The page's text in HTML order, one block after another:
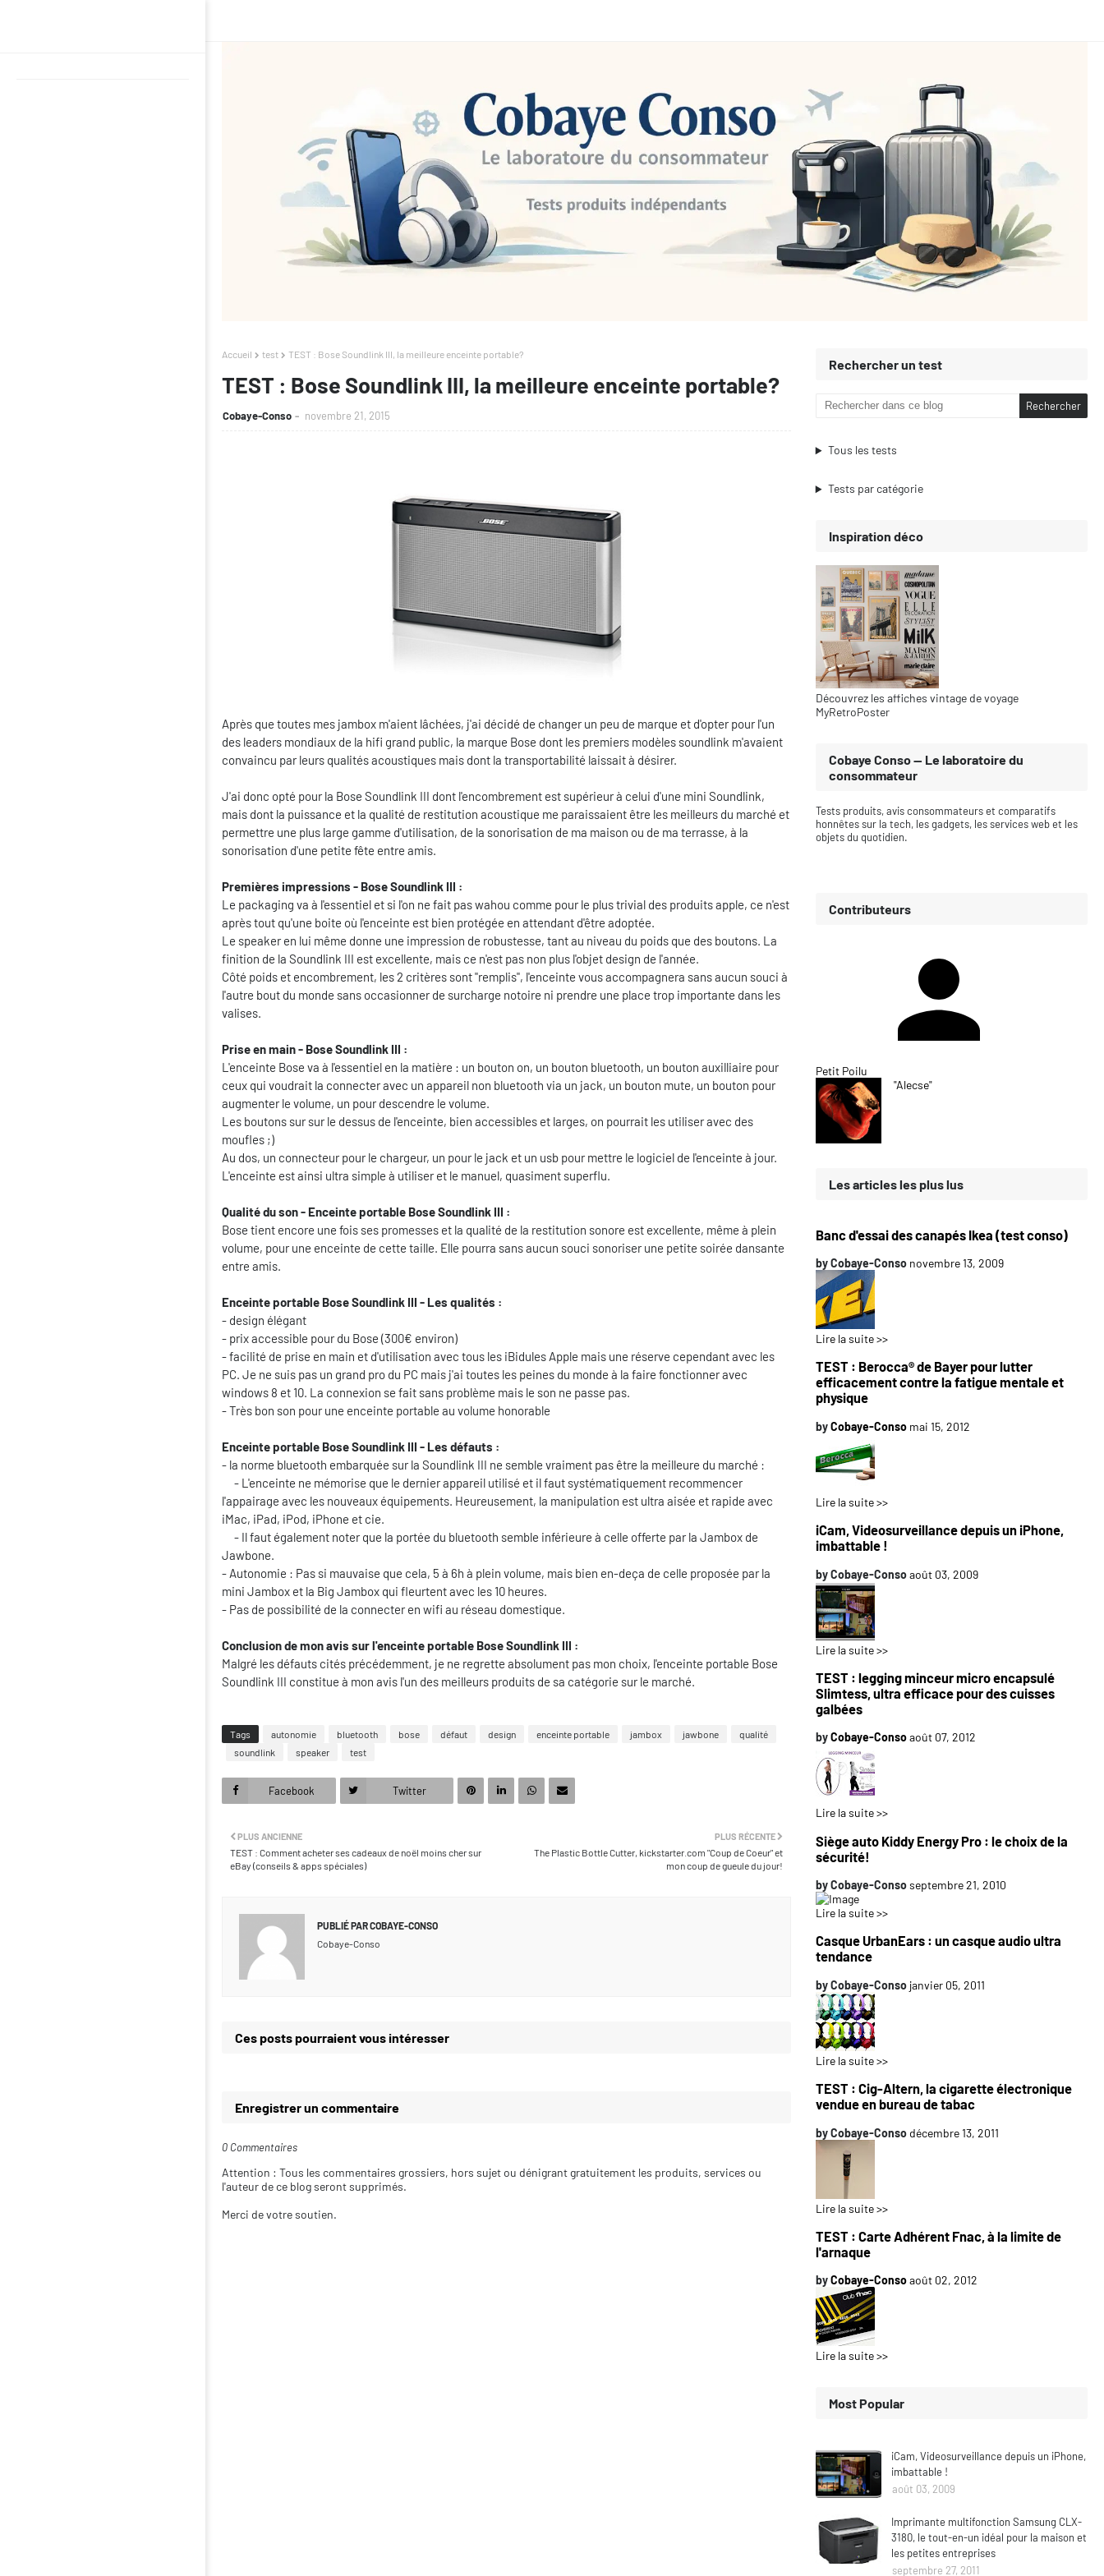
Accueil test TEST : Bose Soundlink III, la meilleure enceinte portable?
TEST : Bose Soundlink III, la meilleure enceinte portable?
Cobaye-Conso novembre 21, 2015
Après que toutes mes jambox m'aient lâchées, j'ai décidé de changer un peu de marque et d'opter pour l'un
des leaders mondiaux de la hifi grand public, la marque Bose dont les premiers modèles soundlink m'avaient
convaincu par leurs qualités acoustiques mais dont la transportabilité laissait à désirer.
J'ai donc opté pour la Bose Soundlink III dont l'encombrement est supérieur à celui d'une mini Soundlink,
mais dont la puissance et la qualité de restitution acoustique me paraissaient être les meilleurs du marché et
permettre une plus large gamme d'utilisation, de la sonorisation de ma maison ou de ma terrasse, à la
sonorisation d'une petite fête entre amis.
Premières impressions - Bose Soundlink III :
Le packaging va à l'essentiel et si l'on ne fait pas wahou comme pour le plus trivial des produits apple, ce n'est
après tout qu'une boite où l'enceinte est bien protégée en attendant d'être adoptée.
Le speaker en lui même donne une impression de robustesse, tant au niveau du poids que des boutons. La
finition de la Soundlink III est excellente, mais ce n'est pas non plus l'objet design de l'année.
Côté poids et encombrement, les 2 critères sont "remplis", l'enceinte vous accompagnera sans aucun souci à
l'autre bout du monde sans occasionner de surcharge notoire ni prendre une place trop importante dans les
valises.
Prise en main - Bose Soundlink III :
L'enceinte Bose va à l'essentiel en la matière : un bouton on, un bouton bluetooth, un bouton auxilliaire pour
ceux qui voudrait la connecter avec un appareil non bluetooth via un jack, un bouton mute, un bouton pour
augmenter le volume, un pour descendre le volume.
Les boutons sur sur le dessus de l'enceinte, bien accessibles et larges, on pourrait les utiliser avec des
moufles ;)
Au dos, un connecteur pour le chargeur, un pour le jack et un usb pour mettre le logiciel de l'enceinte à jour.
L'enceinte est ainsi ultra simple à utiliser et le manuel, quasiment superflu.
Qualité du son - Enceinte portable Bose Soundlink III :
Bose tient encore une fois ses promesses et la qualité de la restitution sonore est excellente, même à plein
volume, pour une enceinte de cette taille. Elle pourra sans aucun souci sonoriser une petite soirée dansante
entre amis.
Enceinte portable Bose Soundlink III - Les qualités :
- design élégant
- prix accessible pour du Bose (300€ environ)
- facilité de prise en main et d'utilisation avec tous les iBidules Apple mais une réserve cependant avec les
PC. Je ne suis pas un grand pro du PC mais j'ai toutes les peines du monde à la faire fonctionner avec
windows 8 et 10. La connexion se fait sans problème mais le son ne passe pas.
- Très bon son pour une enceinte portable au volume honorable
Enceinte portable Bose Soundlink III - Les défauts :
- la norme bluetooth embarquée sur la Soundlink III ne semble vraiment pas être la meilleure du marché :
- L'enceinte ne mémorise que le dernier appareil utilisé et il faut systématiquement recommencer
l'appairage avec les nouveaux équipements. Heureusement, la manipulation est ultra aisée et rapide avec
iMac, iPad, iPod, iPhone et cie.
- Il faut également noter que la portée du bluetooth semble inférieure à celle offerte par la Jambox de
Jawbone.
- Autonomie : Pas si mauvaise que cela, 5 à 6h à plein volume, mais bien en-deça de celle proposée par la
mini Jambox et la Big Jambox qui fleurtent avec les 10 heures.
- Pas de possibilité de la connecter en wifi au réseau domestique.
Conclusion de mon avis sur l'enceinte portable Bose Soundlink III :
Malgré les défauts cités précédemment, je ne regrette absolument pas mon choix, l'enceinte portable Bose
Soundlink III constitue à mon avis l'un des meilleurs produits de sa catégorie sur le marché.
Tags autonomie bluetooth bose défaut design enceinte portable jambox jawbone
qualité
soundlink
speaker test
Facebook Twitter
PLUS RÉCENTE
The Plastic Bottle Cutter, kickstarter.com "Coup de Coeur" et
mon coup de gueule du jour!
PLUS ANCIENNE
TEST : Comment acheter ses cadeaux de noël moins cher sur
eBay (conseils & apps spéciales)
PUBLIÉ PARCOBAYE-CONSO
Cobaye-Conso
Ces posts pourraient vous intéresser
Enregistrer un commentaire
0 Commentaires
Attention : Tous les commentaires grossiers, hors sujet ou dénigrant gratuitement les produits, services ou
l'auteur de ce blog seront supprimés.
Merci de votre soutien.
Rechercher un test
Tous les tests
Tests par catégorie
Inspiration déco
Découvrez les affiches vintage de voyage
MyRetroPoster
Cobaye Conso — Le laboratoire du
consommateur
Tests produits, avis consommateurs et comparatifs
honnêtes sur la tech, les gadgets, les services web et les
objets du quotidien.
Contributeurs
Petit Poilu
"Alecse"
Les articles les plus lus
Banc d'essai des canapés Ikea (test conso)
byCobaye-Conso novembre 13, 2009
Lire la suite >>
TEST : Berocca® de Bayer pour lutter
efficacement contre la fatigue mentale et
physique
byCobaye-Conso mai 15, 2012
Lire la suite >>
iCam, Videosurveillance depuis un iPhone,
imbattable !
byCobaye-Consoaoût 03, 2009
Lire la suite >>
TEST : legging minceur micro encapsulé
Slimtess, ultra efficace pour des cuisses
galbées
byCobaye-Consoaoût 07, 2012
Lire la suite >>
Siège auto Kiddy Energy Pro : le choix de la
sécurité!
byCobaye-Consoseptembre 21, 2010
Lire la suite >>
Casque UrbanEars : un casque audio ultra
tendance
byCobaye-Conso janvier 05, 2011
Lire la suite >>
TEST : Cig-Altern, la cigarette électronique
vendue en bureau de tabac
byCobaye-Conso décembre 13, 2011
Lire la suite >>
TEST : Carte Adhérent Fnac, à la limite de
l'arnaque
byCobaye-Consoaoût 02, 2012
Lire la suite >>
Most Popular
iCam, Videosurveillance depuis un iPhone,
imbattable !
août 03, 2009
Imprimante multifonction Samsung CLX-
3180, le tout-en-un idéal pour la maison et
les petites entreprises
septembre 27, 2011